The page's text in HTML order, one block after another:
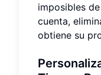
imposibles
cuenta,
obtiene su